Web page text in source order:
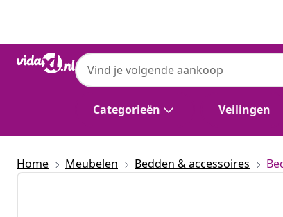
Categorieën Veilingen
Home Meubelen Bedden & accessoires